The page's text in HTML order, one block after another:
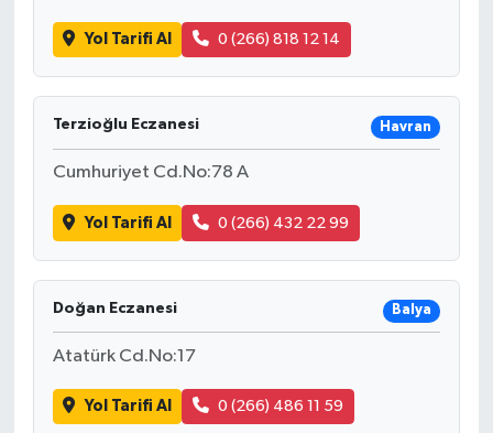
Yol Tarifi Al 0 (266) 818 12 14
Terzioğlu Eczanesi Havran
Cumhuriyet Cd.No:78 A
Yol Tarifi Al 0 (266) 432 22 99
Doğan Eczanesi Balya
Atatürk Cd.No:17
Yol Tarifi Al 0 (266) 486 11 59